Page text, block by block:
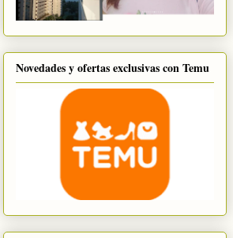
Novedades y ofertas exclusivas con Temu